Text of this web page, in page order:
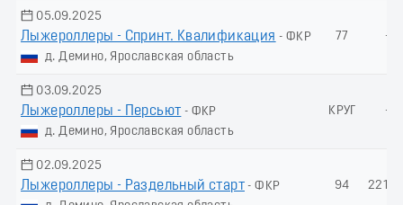
05.09.2025
Лыжероллеры - Спринт. Квалификация - ФКР
д. Демино, Ярославская область
77 -
03.09.2025
Лыжероллеры - Пеpсьют - ФКР
д. Демино, Ярославская область
КРУГ -
02.09.2025
Лыжероллеры - Раздельный старт - ФКР
94